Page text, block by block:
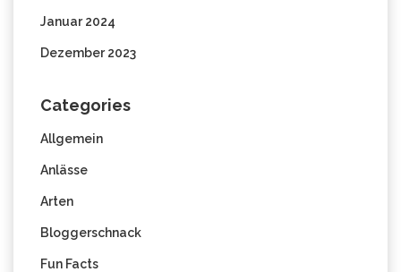
Januar 2024
Dezember 2023
Categories
Allgemein
Anlässe
Arten
Bloggerschnack
Fun Facts